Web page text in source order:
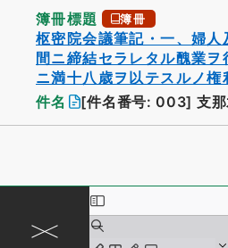
簿冊標題 簿冊
枢密院会議筆記・一、婦
間ニ締結セラレタル醜業
ニ満十八歳ヲ以テスルノ
件名 [件名番号: 003] 支